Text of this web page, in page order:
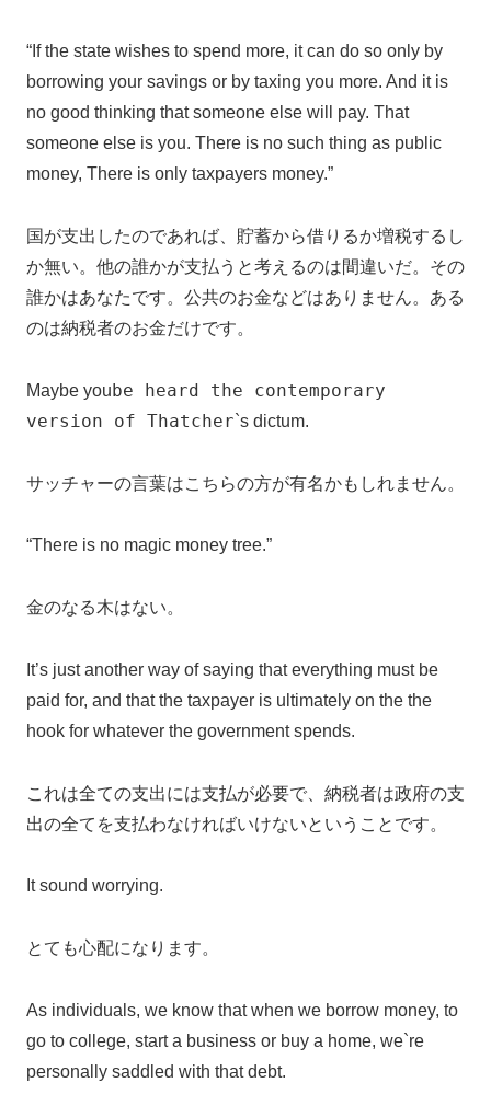
“If the state wishes to spend more, it can do so only by
borrowing your savings or by taxing you more. And it is
no good thinking that someone else will pay. That
someone else is you. There is no such thing as public
money, There is only taxpayers money.”
国が支出したのであれば、貯蓄から借りるか増税するし
か無い。他の誰かが支払うと考えるのは間違いだ。その
誰かはあなたです。公共のお金などはありません。ある
のは納税者のお金だけです。
Maybe yoube heard the contemporary
version of Thatcher`s dictum.
サッチャーの言葉はこちらの方が有名かもしれません。
“There is no magic money tree.”
金のなる木はない。
It’s just another way of saying that everything must be
paid for, and that the taxpayer is ultimately on the the
hook for whatever the government spends.
これは全ての支出には支払が必要で、納税者は政府の支
出の全てを支払わなければいけないということです。
It sound worrying.
とても心配になります。
As individuals, we know that when we borrow money, to
go to college, start a business or buy a home, we`re
personally saddled with that debt.